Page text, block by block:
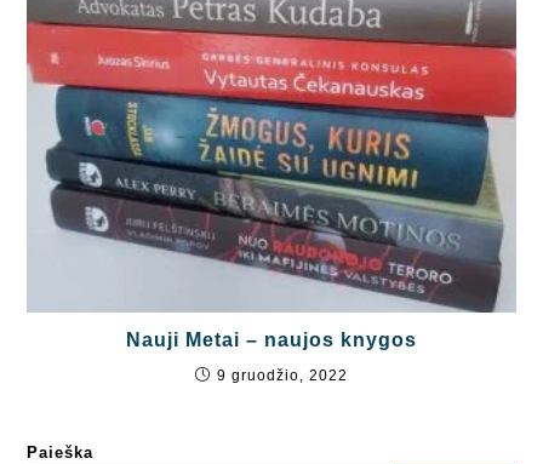
Nauji Metai – naujos knygos
9 gruodžio, 2022
Paieška